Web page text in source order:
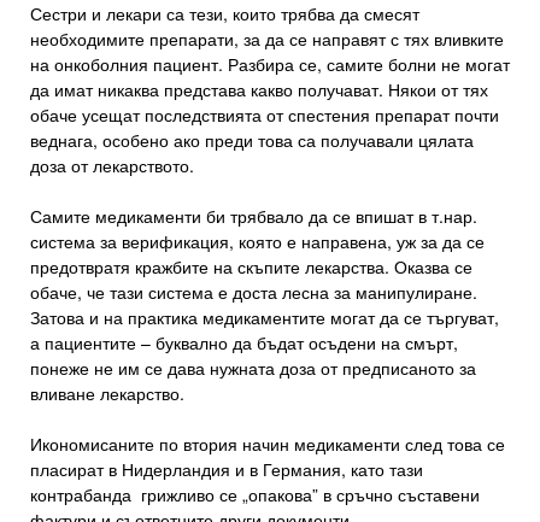
Сестри и лекари са тези, които трябва да смесят
необходимите препарати, за да се направят с тях вливките
на онкоболния пациент. Разбира се, самите болни не могат
да имат никаква представа какво получават. Някои от тях
обаче усещат последствията от спестения препарат почти
веднага, особено ако преди това са получавали цялата
доза от лекарството.
Самите медикаменти би трябвало да се впишат в т.нар.
система за верификация, която е направена, уж за да се
предотвратя кражбите на скъпите лекарства. Оказва се
обаче, че тази система е доста лесна за манипулиране.
Затова и на практика медикаментите могат да се търгуват,
а пациентите – буквално да бъдат осъдени на смърт,
понеже не им се дава нужната доза от предписаното за
вливане лекарство.
Икономисаните по втория начин медикаменти след това се
пласират в Нидерландия и в Германия, като тази
контрабанда грижливо се „опакова” в сръчно съставени